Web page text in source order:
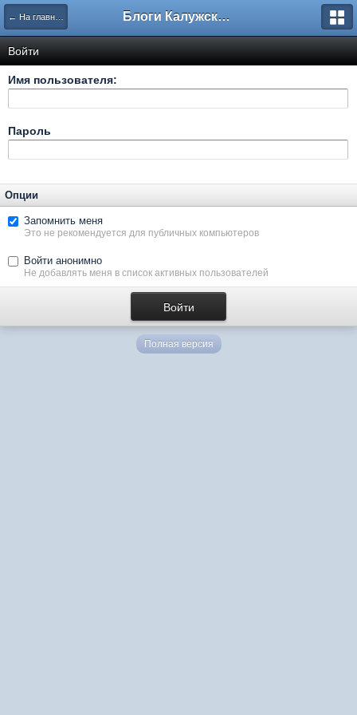
← На главную Блоги Калужского перекрестка
Войти
Имя пользователя:
Пароль
Опции
Запомнить меня
Это не рекомендуется для публичных компьютеров
Войти анонимно
Не добавлять меня в список активных пользователей
Полная версия